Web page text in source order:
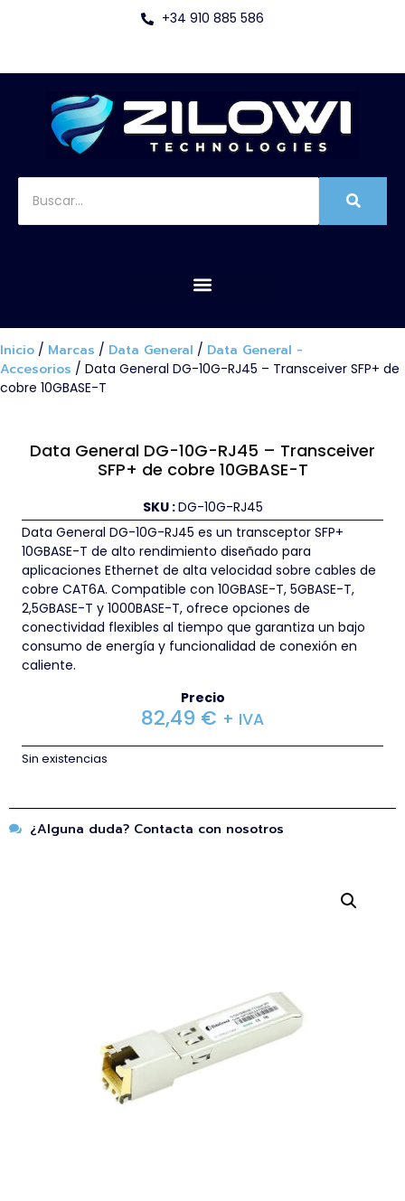
+34 910 885 586
Inicio / Marcas / Data General / Data General -
Accesorios / Data General DG-10G-RJ45 – Transceiver SFP+ de
cobre 10GBASE-T
Data General DG-10G-RJ45 – Transceiver
SFP+ de cobre 10GBASE-T
SKU :DG-10G-RJ45
Data General DG-10G-RJ45 es un transceptor SFP+
10GBASE-T de alto rendimiento diseñado para
aplicaciones Ethernet de alta velocidad sobre cables de
cobre CAT6A. Compatible con 10GBASE-T, 5GBASE-T,
2,5GBASE-T y 1000BASE-T, ofrece opciones de
conectividad flexibles al tiempo que garantiza un bajo
consumo de energía y funcionalidad de conexión en
caliente.
Precio
82,49 € + IVA
Sin existencias
¿Alguna duda? Contacta con nosotros